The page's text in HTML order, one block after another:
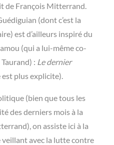
de François Mitterrand.
(dont c’est la
est d’ailleurs inspiré du
(qui a lui-même co-
: Le dernier
plus explicite).
(bien que tous les
des derniers mois à la
on assiste ici à la
avec la lutte contre